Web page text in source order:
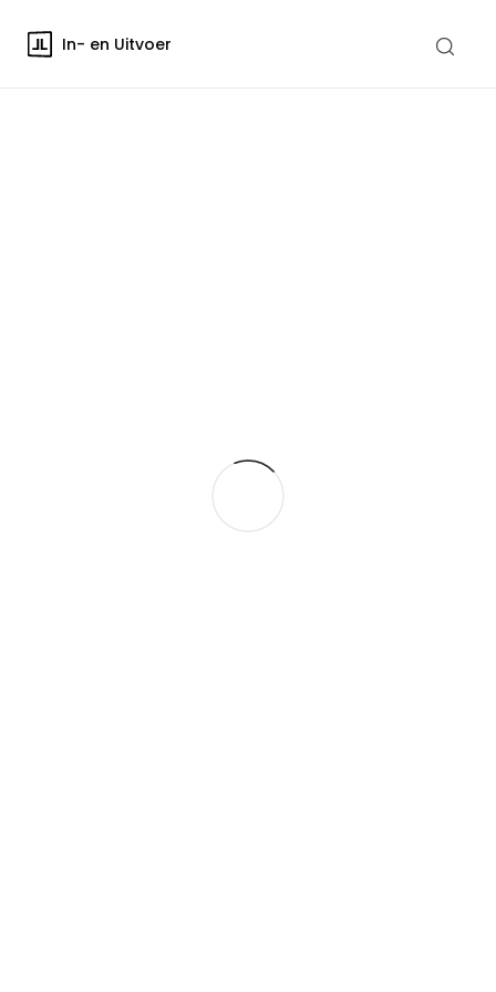
In- en Uitvoer